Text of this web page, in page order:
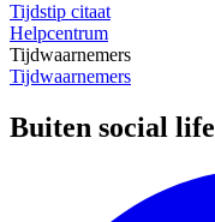
Tijdstip citaat
Helpcentrum
Tijdwaarnemers
Tijdwaarnemers
Buiten social life